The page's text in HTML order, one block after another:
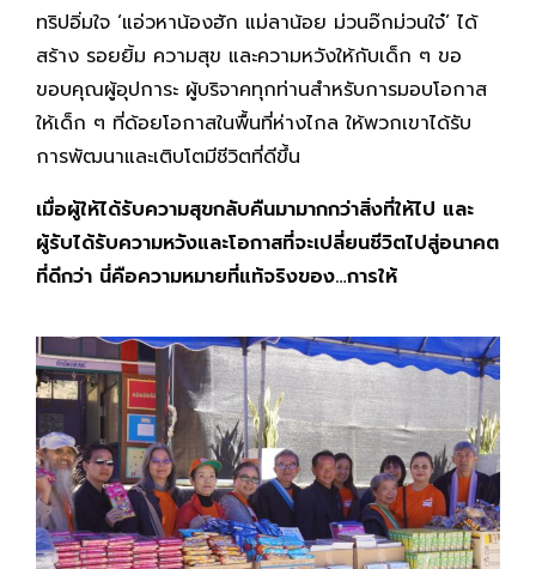
ทริปอิ่มใจ ‘แอ่วหาน้องฮัก แม่ลาน้อย ม่วนอ๊กม่วนใจ๋’ ได้
สร้าง รอยยิ้ม ความสุข และความหวังให้กับเด็ก ๆ ขอ
ขอบคุณผู้อุปการะ ผู้บริจาคทุกท่านสำหรับการมอบโอกาส
ให้เด็ก ๆ ที่ด้อยโอกาสในพื้นที่ห่างไกล ให้พวกเขาได้รับ
การพัฒนาและเติบโตมีชีวิตที่ดีขึ้น
เมื่อผู้ให้ได้รับความสุขกลับคืนมามากกว่าสิ่งที่ให้ไป และ
ผู้รับได้รับความหวังและโอกาสที่จะเปลี่ยนชีวิตไปสู่อนาคต
ที่ดีกว่า นี่คือความหมายที่แท้จริงของ…การให้